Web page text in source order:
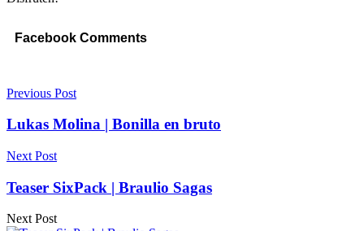
Facebook Comments
Previous Post
Lukas Molina | Bonilla en bruto
Next Post
Teaser SixPack | Braulio Sagas
Next Post